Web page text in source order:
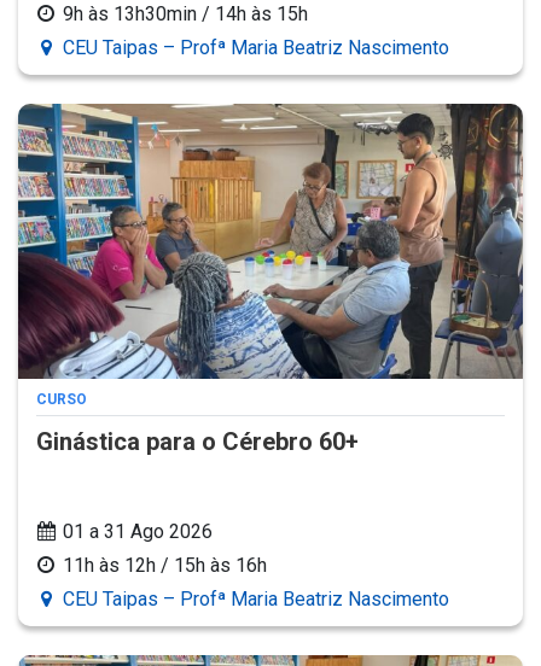
9h às 13h30min / 14h às 15h
CEU Taipas – Profª Maria Beatriz Nascimento
CURSO
Ginástica para o Cérebro 60+
01 a 31 Ago 2026
11h às 12h / 15h às 16h
CEU Taipas – Profª Maria Beatriz Nascimento